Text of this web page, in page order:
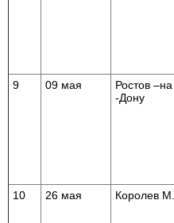
9 09 мая
Ростов –на
-Дону
10 26 мая Королев